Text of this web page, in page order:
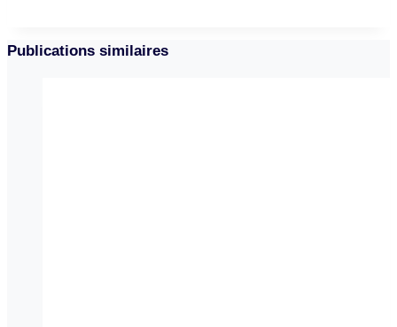
Publications similaires